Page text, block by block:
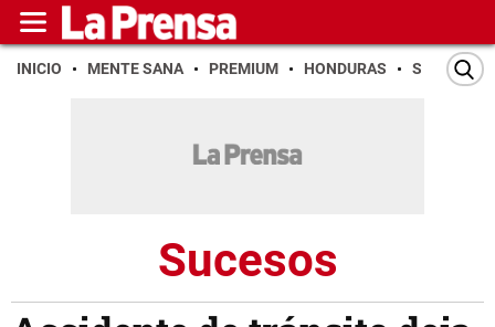
INICIO MENTE SANA PREMIUM HONDURAS SAN PEDRO
Sucesos